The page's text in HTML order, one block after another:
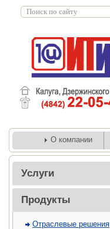
О компании
Услуги
Продукты
Отраслевые решения